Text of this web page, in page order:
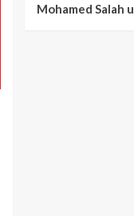
Mohamed Salah